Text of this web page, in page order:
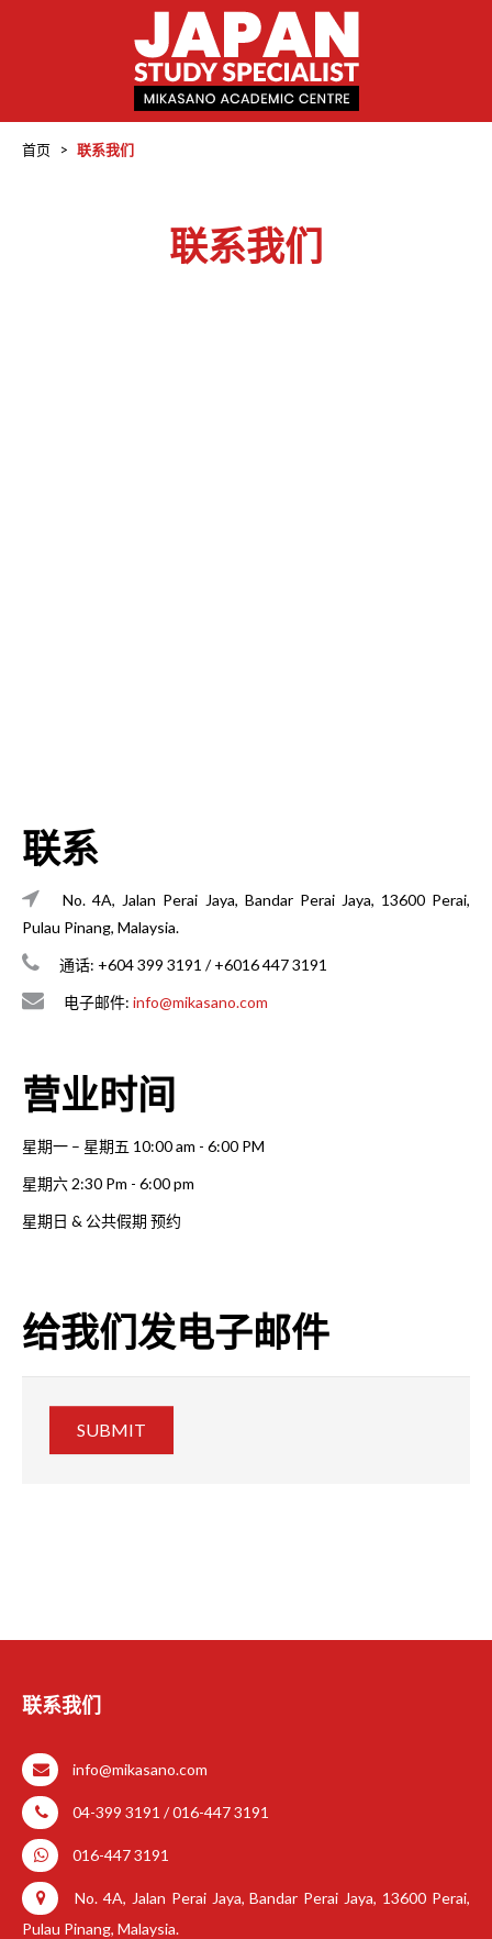
首页 > 联系我们
联系我们
联系
No. 4A, Jalan Perai Jaya, Bandar Perai Jaya, 13600 Perai,
Pulau Pinang, Malaysia.
通话: +604 399 3191 / +6016 447 3191
电子邮件: info@mikasano.com
营业时间
星期一 – 星期五 10:00 am - 6:00 PM
星期六 2:30 Pm - 6:00 pm
星期日 & 公共假期 预约
给我们发电子邮件
SUBMIT
联系我们
info@mikasano.com
04-399 3191 / 016-447 3191
016-447 3191
No. 4A, Jalan Perai Jaya, Bandar Perai Jaya, 13600 Perai,
Pulau Pinang, Malaysia.